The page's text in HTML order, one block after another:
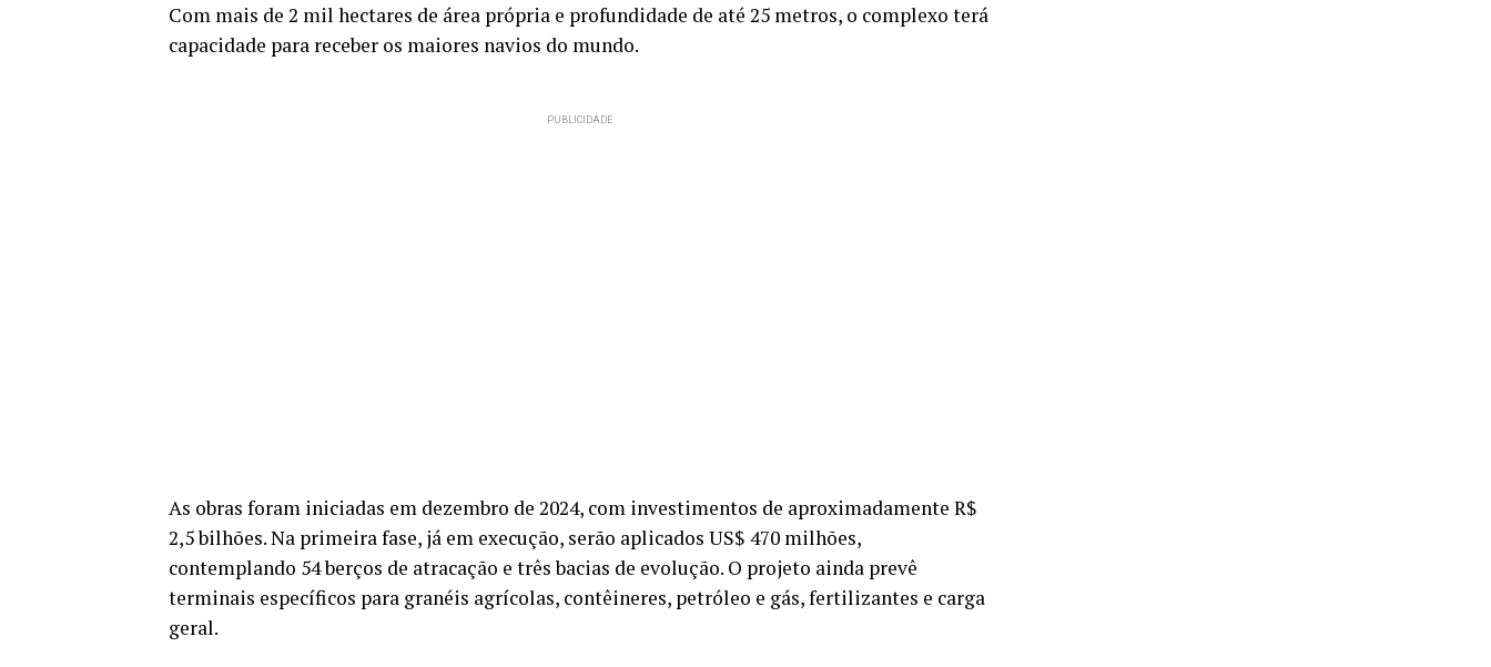
Com mais de 2 mil hectares de área própria e profundidade de até 25 metros, o complexo terá
capacidade para receber os maiores navios do mundo.
As obras foram iniciadas em dezembro de 2024, com investimentos de aproximadamente R$
2,5 bilhões. Na primeira fase, já em execução, serão aplicados US$ 470 milhões,
contemplando 54 berços de atracação e três bacias de evolução. O projeto ainda prevê
terminais específicos para granéis agrícolas, contêineres, petróleo e gás, fertilizantes e carga
geral.